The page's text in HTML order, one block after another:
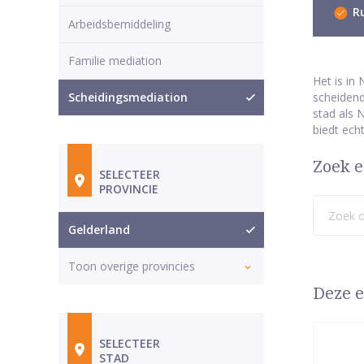
Het is in
stad als
biedt
Zoek
Deze
Arbeidsbemiddeling
Familie mediation
Scheidingsmediation
SELECTEER
PROVINCIE
Gelderland
Toon overige provincies
SELECTEER
STAD